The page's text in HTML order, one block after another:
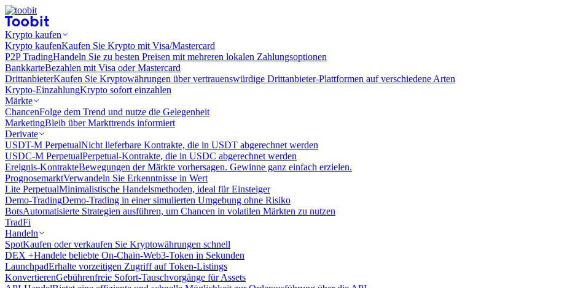
Krypto kaufen
Krypto kaufenKaufen Sie Krypto mit Visa/Mastercard
P2P TradingHandeln Sie zu besten Preisen mit mehreren lokalen Zahlungsoptionen
BankkarteBezahlen mit Visa oder Mastercard
DrittanbieterKaufen Sie Kryptowährungen über vertrauenswürdige Drittanbieter-Plattformen auf verschiedene Arten
Krypto-EinzahlungKrypto sofort einzahlen
Märkte
ChancenFolge dem Trend und nutze die Gelegenheit
MarketingBleib über Markttrends informiert
Derivate
USDT-M PerpetualNicht lieferbare Kontrakte, die in USDT abgerechnet werden
USDC-M PerpetualPerpetual-Kontrakte, die in USDC abgerechnet werden
Ereignis-KontrakteBewegungen der Märkte vorhersagen. Gewinne ganz einfach erzielen.
PrognosemarktVerwandeln Sie Erkenntnisse in Wert
Lite PerpetualMinimalistische Handelsmethoden, ideal für Einsteiger
Demo-TradingDemo-Trading in einer simulierten Umgebung ohne Risiko
BotsAutomatisierte Strategien ausführen, um Chancen in volatilen Märkten zu nutzen
TradFi
Handeln
SpotKaufen oder verkaufen Sie Kryptowährungen schnell
DEX +Handele beliebte On-Chain-Web3-Token in Sekunden
LaunchpadErhalte vorzeitigen Zugriff auf Token-Listings
KonvertierenGebührenfreie Sofort-Tauschvorgänge für Assets